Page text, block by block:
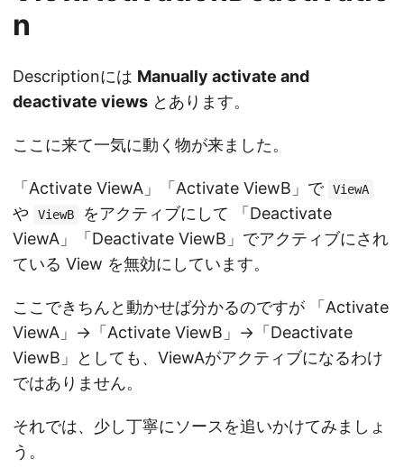
n
Descriptionには Manually activate and
deactivate views とあります。
ここに来て一気に動く物が来ました。
「Activate ViewA」「Activate ViewB」で ViewA
や ViewB
をアクティブにして 「Deactivate
ViewA」「Deactivate ViewB」でアクティブにされ
ている View を無効にしています。
ここできちんと動かせば分かるのですが 「Activate
ViewA」→「Activate ViewB」→「Deactivate
ViewB」としても、ViewAがアクティブになるわけ
ではありません。
それでは、少し丁寧にソースを追いかけてみましょ
う。